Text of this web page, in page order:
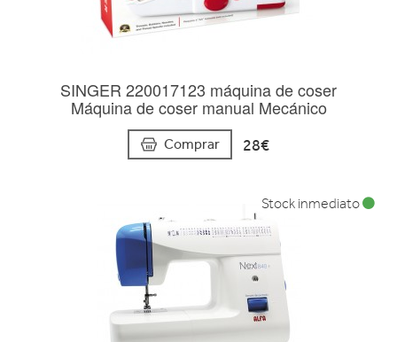
SINGER 220017123 máquina de coser
Máquina de coser manual Mecánico
Comprar 28€
Stock inmediato